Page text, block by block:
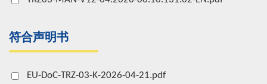
符合声明书
EU-DoC-TRZ-03-K-2026-04-21.pdf